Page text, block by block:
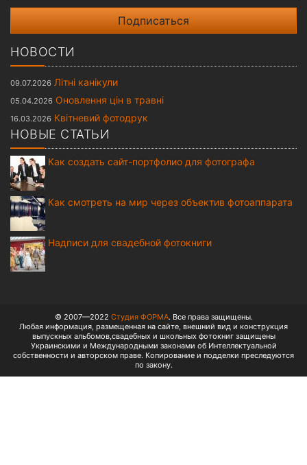
НОВОСТИ
09.07.2026 Літні канікули
05.04.2026 Оновлення цін в травні
16.03.2026 Квітневий фотодрук
НОВЫЕ СТАТЬИ
Как создать сайт-портфолио для фотографа
Как смотреть на мир через объектив фотоаппарата
Надписи для свадебной фотокниги
© 2007—2022 Студия ФОРМА. Все права защищены.
Любая информация, размещенная на сайте, внешний вид и конструкция
выпускных альбомов,свадебных и школьных фотокниг защищены
Украинскими и Международными законами об Интеллектуальной
собственности и авторском праве. Копирование и подделки преследуются
по закону.